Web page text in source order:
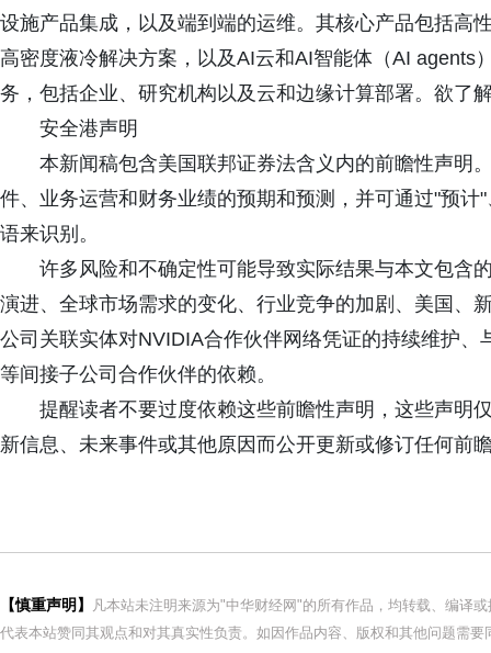
设施产品集成，以及端到端的运维。其核心产品包括高
高密度液冷解决方案，以及AI云和AI智能体（AI agents
务，包括企业、研究机构以及云和边缘计算部署。欲了
安全港声明
本新闻稿包含美国联邦证券法含义内的前瞻性声明
件、业务运营和财务业绩的预期和预测，并可通过"预
语来识别。
许多风险和不确定性可能导致实际结果与本文包含
演进、全球市场需求的变化、行业竞争的加剧、美国、
公司关联实体对NVIDIA合作伙伴网络凭证的持续维护
等间接子公司合作伙伴的依赖。
提醒读者不要过度依赖这些前瞻性声明，这些声明
新信息、未来事件或其他原因而公开更新或修订任何前
【慎重声明】
凡本站未注明来源为"中华财经网"的所有作品，均转载、编译
代表本站赞同其观点和对其真实性负责。如因作品内容、版权和其他问题需